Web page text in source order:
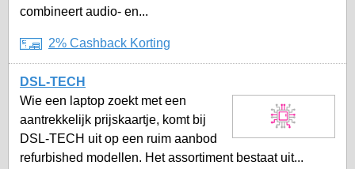
combineert audio- en...
2% Cashback Korting
DSL-TECH
Wie een laptop zoekt met een
aantrekkelijk prijskaartje, komt bij
DSL-TECH uit op een ruim aanbod
refurbished modellen. Het assortiment bestaat uit...